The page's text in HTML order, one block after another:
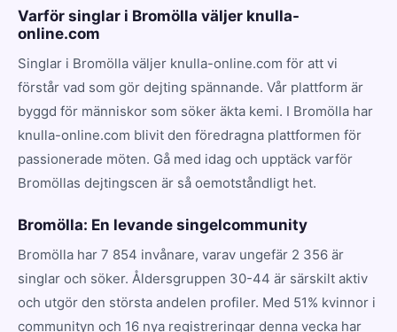
Varför singlar i Bromölla väljer knulla-
online.com
Singlar i Bromölla väljer knulla-online.com för att vi
förstår vad som gör dejting spännande. Vår plattform är
byggd för människor som söker äkta kemi. I Bromölla har
knulla-online.com blivit den föredragna plattformen för
passionerade möten. Gå med idag och upptäck varför
Bromöllas dejtingscen är så oemotståndligt het.
Bromölla: En levande singelcommunity
Bromölla har 7 854 invånare, varav ungefär 2 356 är
singlar och söker. Åldersgruppen 30-44 är särskilt aktiv
och utgör den största andelen profiler. Med 51% kvinnor i
communityn och 16 nya registreringar denna vecka har